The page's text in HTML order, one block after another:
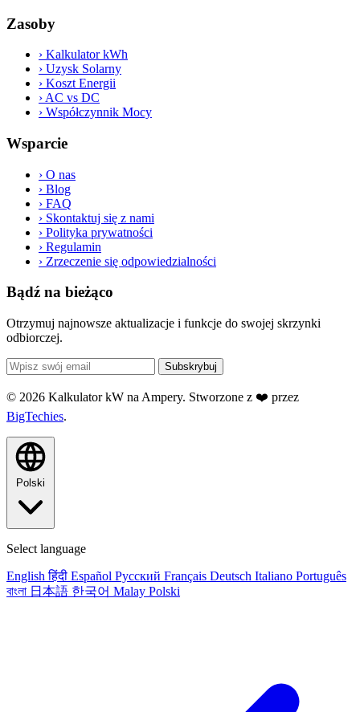
Zasoby
› Kalkulator kWh
› Uzysk Solarny
› Koszt Energii
› AC vs DC
› Współczynnik Mocy
Wsparcie
› O nas
› Blog
› FAQ
› Skontaktuj się z nami
› Polityka prywatności
› Regulamin
› Zrzeczenie się odpowiedzialności
Bądź na bieżąco
Otrzymuj najnowsze aktualizacje i funkcje do swojej skrzynki
odbiorczej.
Subskrybuj
© 2026 Kalkulator kW na Ampery. Stworzone z ❤️ przez
BigTechies.
Polski
Select language
English हिंदी Español Русский Français Deutsch Italiano Português
বাংলা 日本語 한국어 Malay Polski